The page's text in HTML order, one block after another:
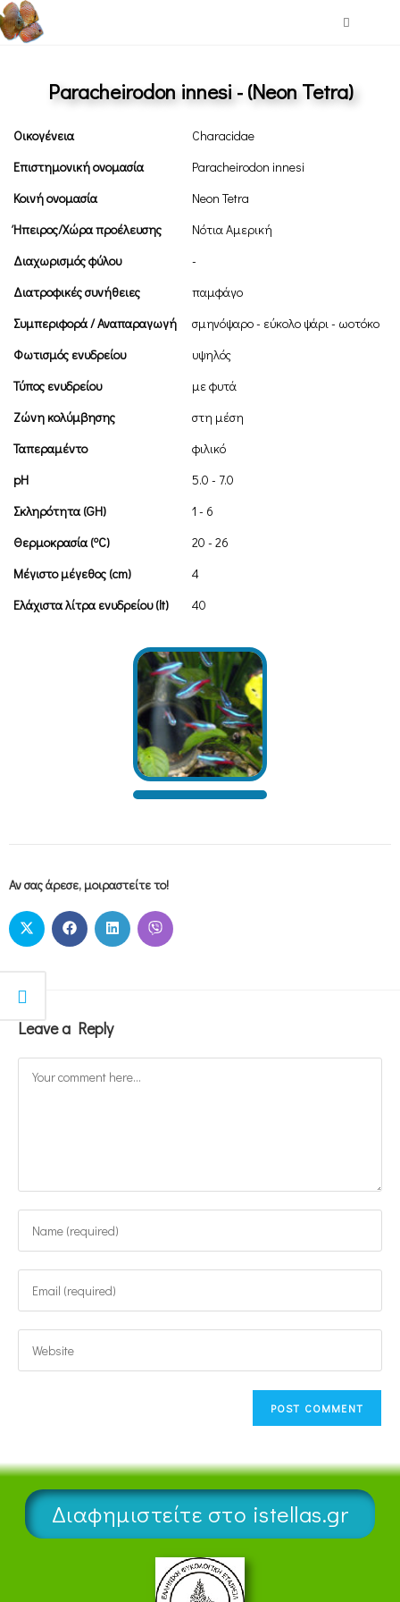
Paracheirodon innesi - (Neon Tetra)
Οικογένεια
Characidae
Επιστημονική ονομασία
Paracheirodon innesi
Κοινή ονομασία
Neon Tetra
Ήπειρος/Χώρα προέλευσης
Νότια Αμερική
Διαχωρισμός φύλου
-
Διατροφικές συνήθειες
παμφάγο
Συμπεριφορά / Αναπαραγωγή
σμηνόψαρο - εύκολο ψάρι - ωοτόκο
Φωτισμός ενυδρείου
υψηλός
Τύπος ενυδρείου
με φυτά
Ζώνη κολύμβησης
στη μέση
Ταπεραμέντο
φιλικό
pH
5.0 - 7.0
Σκληρότητα (GH)
1 - 6
Θερμοκρασία (oC)
20 - 26
Μέγιστο μέγεθος (cm)
4
Ελάχιστα λίτρα ενυδρείου (lt)
40
Αν σας άρεσε, μοιραστείτε το!
Leave a Reply
Διαφημιστείτε στο istellas.gr